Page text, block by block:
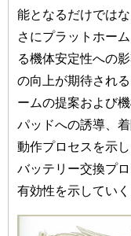
能となるだけでは
さにプラットホー
る機体安定性への
の向上が期待され
ームの提案および
パッドへの誘導、
動作プロセスを示
バッテリー交換プ
有効性を示していく